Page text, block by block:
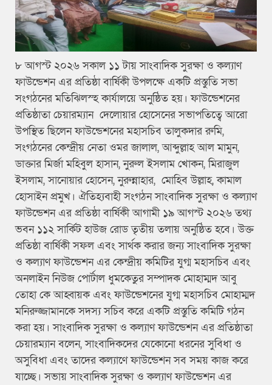
৮ আগস্ট ২০২৬ সকাল ১১ টায় সাংবাদিক সুরক্ষা ও কল্যাণ
ফাউন্ডেশন এর প্রতিষ্ঠা বার্ষিকী উপলক্ষে একটি প্রস্তুতি সভা
সংগঠনের মতিঝিলস্হ কার্যালয়ে অনুষ্ঠিত হয়। ফাউন্ডেশনের
প্রতিষ্ঠাতা চেয়ারম্যান দেলোয়ার হোসেনের সভাপতিত্বে আরো
উপস্থিত ছিলেন ফাউন্ডেশনের মহাসচিব তালুকদার রুমি,
সংগঠনের কেন্দ্রীয় নেতা ওমর জালাল, আব্দুল্লাহ আল মামুন,
ডাক্তার মির্জা মহিবুল হাসান, নুরুল ইসলাম খোকন, মিরাজুল
ইসলাম, সানোয়ার হোসেন, নুরুন্নাহার, মোহিব উল্লাহ, কামাল
হোসাইন প্রমুখ। ঐতিহ্যবাহী সংগঠন সাংবাদিক সুরক্ষা ও কল্যাণ
ফাউন্ডেশন এর প্রতিষ্ঠা বার্ষিকী আগামী ১৯ আগস্ট ২০২৬ তথ্য
ভবন ১১২ সার্কিট হাউজ রোড তৃতীয় তলায় অনুষ্ঠিত হবে। উক্ত
প্রতিষ্ঠা বার্ষিকী সফল এবং সার্থক করার জন্য সাংবাদিক সুরক্ষা
ও কল্যাণ ফাউন্ডেশন এর কেন্দ্রীয় কমিটির যুগ্ম মহাসচিব এবং
অনলাইন নিউজ পোর্টাল ধুমকেতুর সম্পাদক মোহাম্মদ আবু
তোহা কে আহ্বায়ক এবং ফাউন্ডেশনের যুগ্ম মহাসচিব মোহাম্মদ
মনিরুজ্জামানকে সদস্য সচিব করে একটি প্রস্তুতি কমিটি গঠন
করা হয়। সাংবাদিক সুরক্ষা ও কল্যাণ ফাউন্ডেশন এর প্রতিষ্ঠাতা
চেয়ারম্যান বলেন, সাংবাদিকদের যেকোনো ধরনের সুবিধা ও
অসুবিধা এবং তাদের কল্যাণে ফাউন্ডেশন সব সময় কাজ করে
যাচ্ছে। সভায় সাংবাদিক সুরক্ষা ও কল্যাণ ফাউন্ডেশন এর